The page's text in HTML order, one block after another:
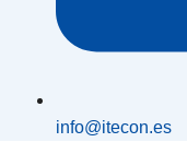
info@itecon.es